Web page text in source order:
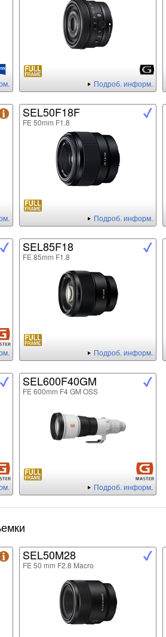
Подроб. информ.
SEL50F18F
FE 50mm F1.8
Подроб. информ.
SEL85F18
FE 85mm F1.8
Подроб. информ.
SEL600F40GM
FE 600mm F4 GM OSS
Подроб. информ.
SEL50M28
FE 50 mm F2.8 Macro